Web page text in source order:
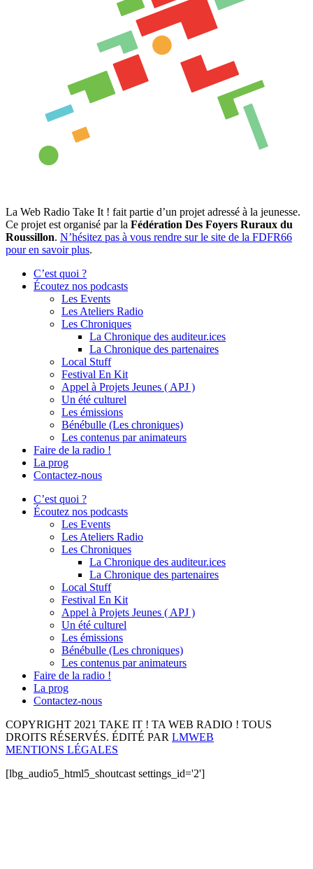
La Web Radio Take It ! fait partie d’un projet adressé à la jeunesse.
Ce projet est organisé par la Fédération Des Foyers Ruraux du
Roussillon. N’hésitez pas à vous rendre sur le site de la FDFR66
pour en savoir plus.
C’est quoi ?
Écoutez nos podcasts
Les Events
Les Ateliers Radio
Les Chroniques
La Chronique des auditeur.ices
La Chronique des partenaires
Local Stuff
Festival En Kit
Appel à Projets Jeunes ( APJ )
Un été culturel
Les émissions
Bénébulle (Les chroniques)
Les contenus par animateurs
Faire de la radio !
La prog
Contactez-nous
C’est quoi ?
Écoutez nos podcasts
Les Events
Les Ateliers Radio
Les Chroniques
La Chronique des auditeur.ices
La Chronique des partenaires
Local Stuff
Festival En Kit
Appel à Projets Jeunes ( APJ )
Un été culturel
Les émissions
Bénébulle (Les chroniques)
Les contenus par animateurs
Faire de la radio !
La prog
Contactez-nous
COPYRIGHT 2021 TAKE IT ! TA WEB RADIO ! TOUS
DROITS RÉSERVÉS. ÉDITÉ PAR LMWEB
MENTIONS LÉGALES
[lbg_audio5_html5_shoutcast settings_id='2']